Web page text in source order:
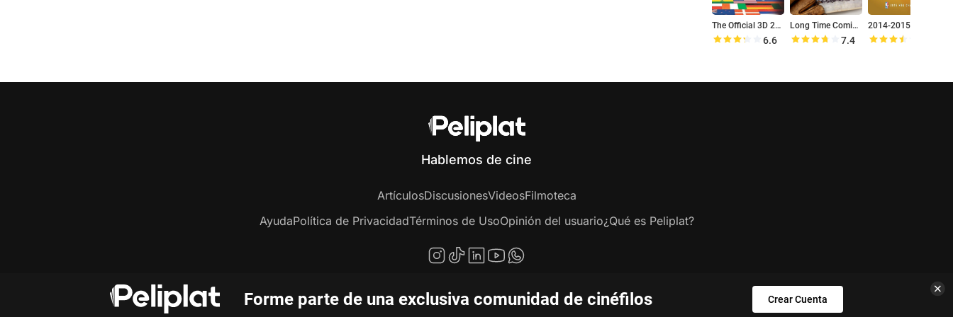
The Official 3D 2010 FIFA World Cup Film
6.6
Long Time Coming: A 1955 Baseball Story
7.4
Forme parte de una exclusiva comunidad de cinéfilos Crear Cuenta
Hablemos de cine
ArtículosDiscusionesVideosFilmoteca
AyudaPolítica de PrivacidadTérminos de UsoOpinión del usuario¿Qué es Peliplat?